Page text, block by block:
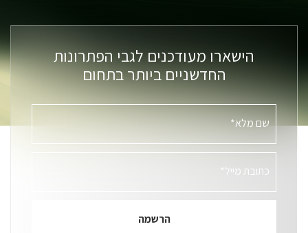
הישארו מעודכנים לגבי הפתרונות
החדשניים ביותר בתחום
שם מלא*
כתובת מייל*